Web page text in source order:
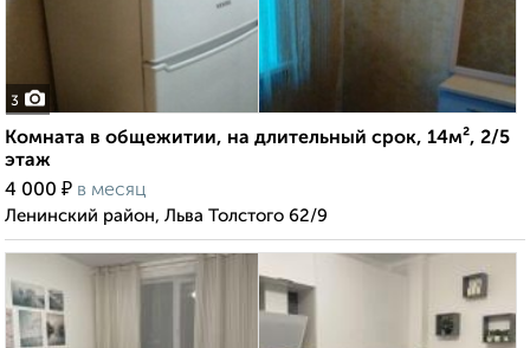
3
Комната в общежитии, на длительный срок, 14м², 2/5
этаж
4 000 ₽ в месяц
Ленинский район, Льва Толстого 62/9